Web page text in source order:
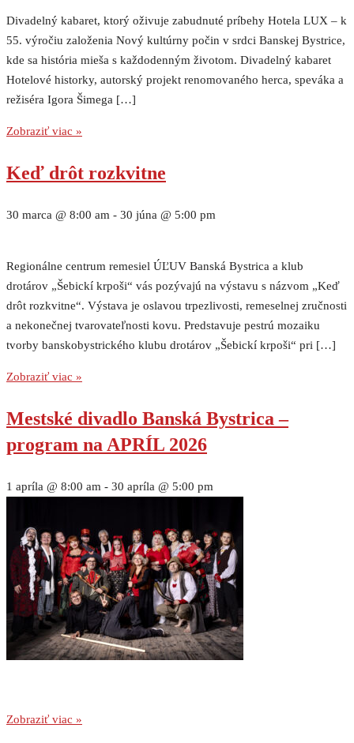
Divadelný kabaret, ktorý oživuje zabudnuté príbehy Hotela LUX – k
55. výročiu založenia Nový kultúrny počin v srdci Banskej Bystrice,
kde sa história mieša s každodenným životom. Divadelný kabaret
Hotelové historky, autorský projekt renomovaného herca, speváka a
režiséra Igora Šimega […]
Zobraziť viac »
Keď drôt rozkvitne
30 marca @ 8:00 am - 30 júna @ 5:00 pm
Regionálne centrum remesiel ÚĽUV Banská Bystrica a klub
drotárov „Šebickí krpoši“ vás pozývajú na výstavu s názvom „Keď
drôt rozkvitne“. Výstava je oslavou trpezlivosti, remeselnej zručnosti
a nekonečnej tvarovateľnosti kovu. Predstavuje pestrú mozaiku
tvorby banskobystrického klubu drotárov „Šebickí krpoši“ pri […]
Zobraziť viac »
Mestské divadlo Banská Bystrica –
program na APRÍL 2026
1 apríla @ 8:00 am - 30 apríla @ 5:00 pm
Zobraziť viac »